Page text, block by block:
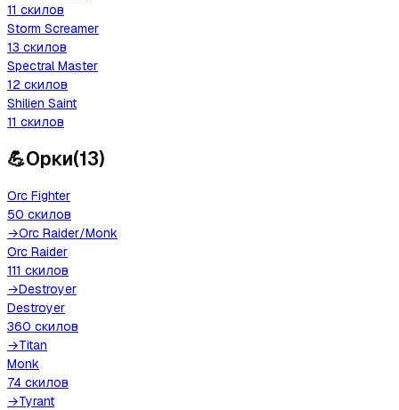
11 скилов
Storm Screamer
13 скилов
Spectral Master
12 скилов
Shilien Saint
11 скилов
💪Орки(13)
Orc Fighter
50 скилов
→Orc Raider/Monk
Orc Raider
111 скилов
→Destroyer
Destroyer
360 скилов
→Titan
Monk
74 скилов
→Tyrant